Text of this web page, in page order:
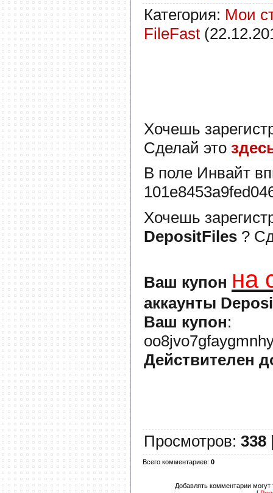
Категория: Мои
FileFast
Хочешь
Сделай это
В поле Инвайт
Хочешь
DepositFiles ?
Ваш купон на
аккаунты
Ваш купон:
Действителен
Просмотров: 338
Всего комментариев: 0
Добавлять комментарии могут